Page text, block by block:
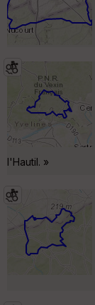
l'Hautil. »